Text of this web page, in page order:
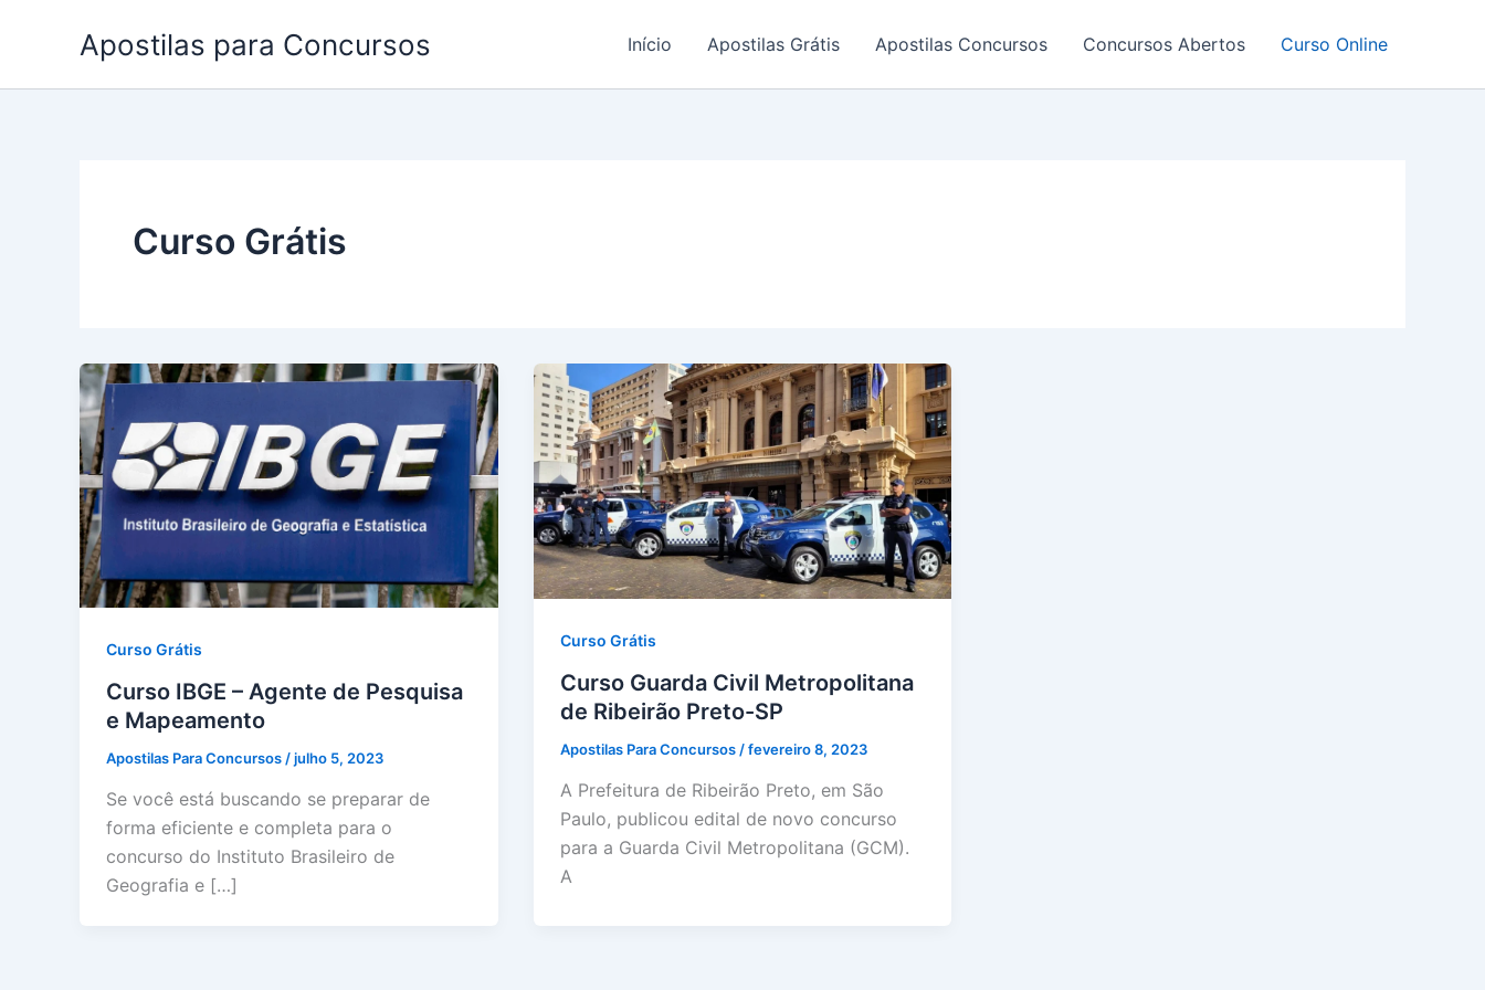
Apostilas para Concursos Início Apostilas Grátis Apostilas Concursos Concursos Abertos Curso Online
Curso Grátis
Curso Grátis
Curso IBGE – Agente de Pesquisa
e Mapeamento
Apostilas Para Concursos /julho 5, 2023
Se você está buscando se preparar de
forma eficiente e completa para o
concurso do Instituto Brasileiro de
Geografia e […]
Curso Grátis
Curso Guarda Civil Metropolitana
de Ribeirão Preto-SP
Apostilas Para Concursos /fevereiro 8, 2023
A Prefeitura de Ribeirão Preto, em São
Paulo, publicou edital de novo concurso
para a Guarda Civil Metropolitana (GCM).
A